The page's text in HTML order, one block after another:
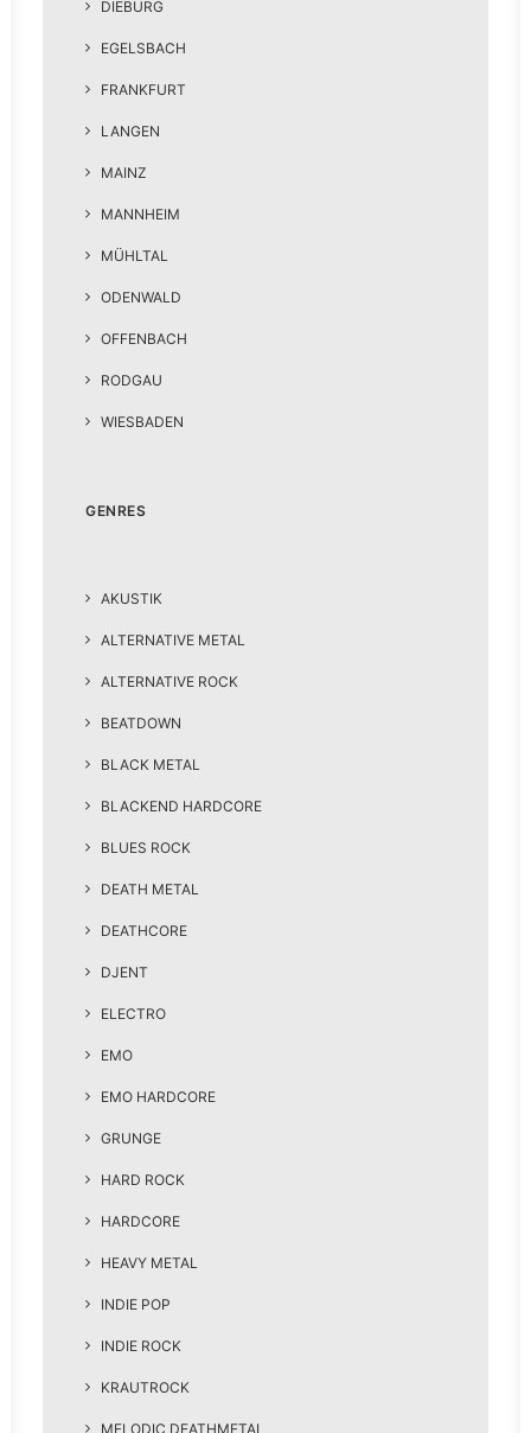
DIEBURG
EGELSBACH
FRANKFURT
LANGEN
MAINZ
MANNHEIM
MÜHLTAL
ODENWALD
OFFENBACH
RODGAU
WIESBADEN
GENRES
AKUSTIK
ALTERNATIVE METAL
ALTERNATIVE ROCK
BEATDOWN
BLACK METAL
BLACKEND HARDCORE
BLUES ROCK
DEATH METAL
DEATHCORE
DJENT
ELECTRO
EMO
EMO HARDCORE
GRUNGE
HARD ROCK
HARDCORE
HEAVY METAL
INDIE POP
INDIE ROCK
KRAUTROCK
MELODIC DEATHMETAL